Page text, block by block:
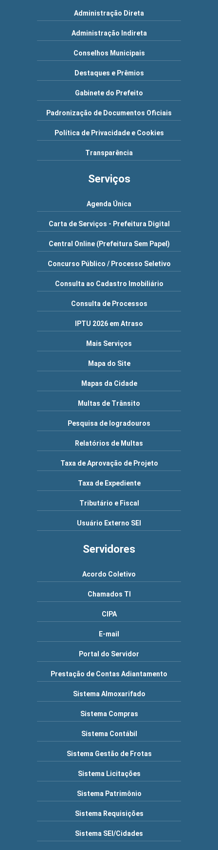
Administração Direta
Administração Indireta
Conselhos Municipais
Destaques e Prêmios
Gabinete do Prefeito
Padronização de Documentos Oficiais
Política de Privacidade e Cookies
Transparência
Serviços
Agenda Única
Carta de Serviços - Prefeitura Digital
Central Online (Prefeitura Sem Papel)
Concurso Público / Processo Seletivo
Consulta ao Cadastro Imobiliário
Consulta de Processos
IPTU 2026 em Atraso
Mais Serviços
Mapa do Site
Mapas da Cidade
Multas de Trânsito
Pesquisa de logradouros
Relatórios de Multas
Taxa de Aprovação de Projeto
Taxa de Expediente
Tributário e Fiscal
Usuário Externo SEI
Servidores
Acordo Coletivo
Chamados TI
CIPA
E-mail
Portal do Servidor
Prestação de Contas Adiantamento
Sistema Almoxarifado
Sistema Compras
Sistema Contábil
Sistema Gestão de Frotas
Sistema Licitações
Sistema Patrimônio
Sistema Requisições
Sistema SEI/Cidades